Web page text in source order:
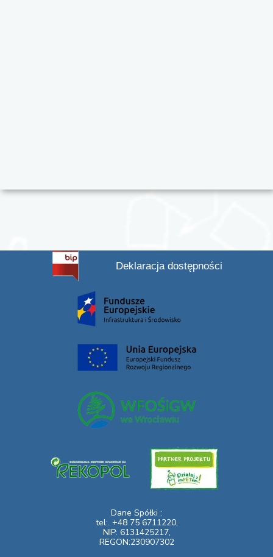
Deklaracja dostępności
Dane Spółki :
tel:. +48 75 6711220,
NIP: 6131425217,
REGON:230907302